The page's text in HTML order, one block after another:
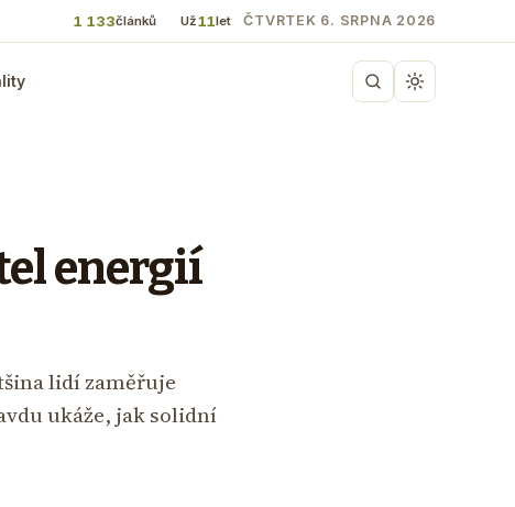
1 133článků Už11let ČTVRTEK 6. SRPNA 2026
energií
lidí zaměřuje
ukáže, jak solidní